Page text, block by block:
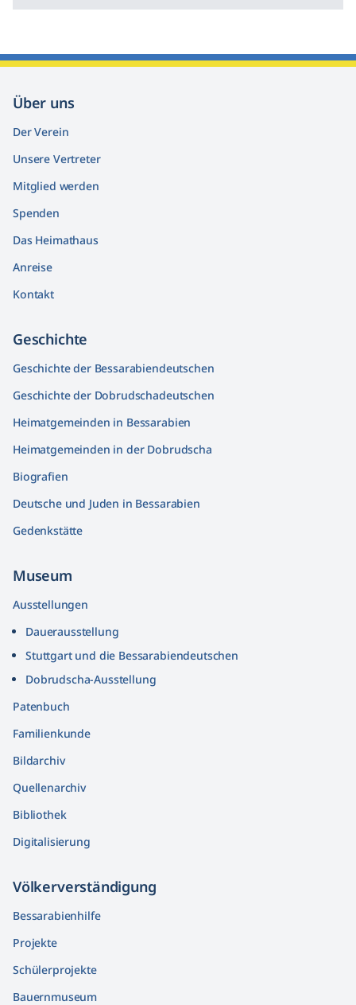
Über uns
Der Verein
Unsere Vertreter
Mitglied werden
Spenden
Das Heimathaus
Anreise
Kontakt
Geschichte
Geschichte der Bessarabiendeutschen
Geschichte der Dobrudschadeutschen
Heimatgemeinden in Bessarabien
Heimatgemeinden in der Dobrudscha
Biografien
Deutsche und Juden in Bessarabien
Gedenkstätte
Museum
Ausstellungen
Dauerausstellung
Stuttgart und die Bessarabiendeutschen
Dobrudscha­-Ausstellung
Patenbuch
Familienkunde
Bildarchiv
Quellenarchiv
Bibliothek
Digitalisierung
Völkerver­ständigung
Bessarabienhilfe
Projekte
Schülerprojekte
Bauernmuseum